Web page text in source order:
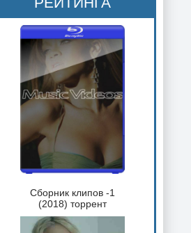
Сборник клипов -1
(2018) торрент